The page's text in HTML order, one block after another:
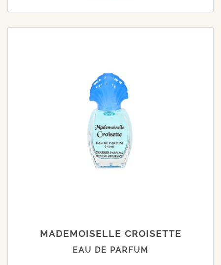
MADEMOISELLE CROISETTE
EAU DE PARFUM